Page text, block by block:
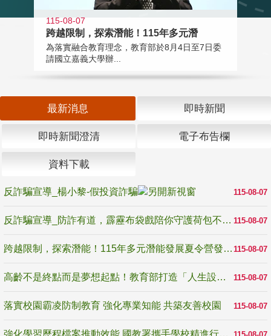
115-08-07
跨越限制，探索潛能！115年多元潛
為落實融合教育理念，教育部於8月4日至7日委
請國立嘉義大學辦...
最新消息 即時新聞
即時新聞澄清 電子布告欄
資料下載
115-08-07
反詐騙宣導_楊小黎-假投資詐騙
115-08-07
反詐騙宣導_防詐有道，霹靂布袋戲陪你守護荷包不受騙
115-08-07
跨越限制，探索潛能！115年多元潛能發展夏令營發掘生命無限可能
115-08-07
高齡不是終點而是夢想起點！教育部打造「人生設計夢工場」 參展第3屆高齡健康產業博覽會
115-08-07
落實校園霸凌防制教育 強化專業知能 共築友善校園